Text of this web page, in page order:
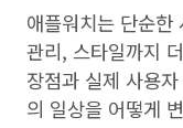
애플워치는 단순한
관리, 스타일까지
장점과 실제 사용
의 일상을 어떻게